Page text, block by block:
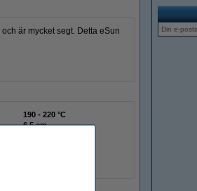
är mycket segt. Detta eSun
190 - 220 °C
6,5 cm